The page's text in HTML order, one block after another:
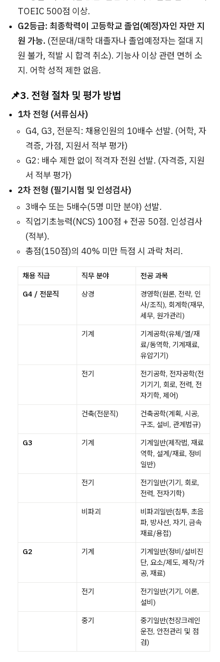
TOEIC 500점 이상.
G2등급: 최종학력이 고등학교 졸업(예정)자인 자만 지
원 가능. (전문대/대학 대졸자나 졸업예정자는 절대 지
원 불가, 적발 시 합격 취소). 기능사 이상 관련 면허 소
지. 어학 성적 제한 없음.
📌3. 전형 절차 및 평가 방법
1차 전형 (서류심사)
G4, G3, 전문직: 채용인원의 10배수 선발. (어학, 자
격증, 가점, 지원서 적부 평가)
G2: 배수 제한 없이 적격자 전원 선발. (자격증, 지원
서 적부 평가)
2차 전형 (필기시험 및 인성검사)
3배수 또는 5배수(5명 미만 분야) 선발.
직업기초능력(NCS) 100점 + 전공 50점. 인성검사
(적부).
총점(150점)의 40% 미만 득점 시 과락 처리.
채용 직급 직무 분야
전공 과목
G4 / 전문직
상경
경영학(원론, 전략, 인
사/조직), 회계학(재무,
세무, 원가관리)
기계
기계공학(유체/열/재
료/동역학, 기계재료,
유압기기)
전기
전기공학, 전자공학(전
기기기, 회로, 전력, 전
자기학, 제어)
건축(전문직)
건축공학(계획, 시공,
구조, 설비, 관계법규)
G3
기계
기계일반(제작법, 재료
역학, 설계/재료, 정비
일반)
전기
전기일반(기기, 회로,
전력, 전자기학)
비파괴
비파괴일반(침투, 초음
파, 방사선, 자기, 금속
재료/용접)
G2
기계
기계일반(정비/설비진
단, 요소/제도, 제작/가
공, 재료)
전기
전기일반(기기, 이론,
설비)
중기
중기일반(천장크레인
운전, 안전관리 및 점
검)